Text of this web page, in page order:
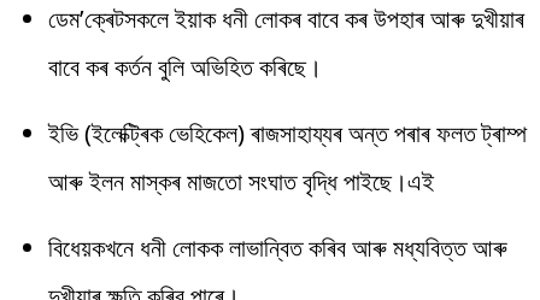
ডেম’ক্ৰেটসকলে ইয়াক ধনী লোকৰ বাবে কৰ উপহাৰ আৰু দুখীয়াৰ
বাবে কৰ কৰ্তন বুলি অভিহিত কৰিছে।
ইভি (ইলেক্ট্ৰিক ভেহিকেল) ৰাজসাহায্যৰ অন্ত পৰাৰ ফলত ট্ৰাম্প
আৰু ইলন মাস্কৰ মাজতো সংঘাত বৃদ্ধি পাইছে।এই
বিধেয়কখনে ধনী লোকক লাভান্বিত কৰিব আৰু মধ্যবিত্ত আৰু